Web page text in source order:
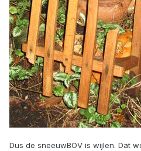
Dus de sneeuwBOV is wijlen. Dat